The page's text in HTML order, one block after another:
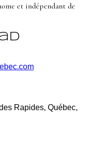
et indépendant de
Rapides, Québec,